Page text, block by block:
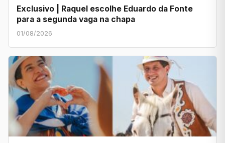
Exclusivo | Raquel escolhe Eduardo da Fonte
para a segunda vaga na chapa
01/08/2026